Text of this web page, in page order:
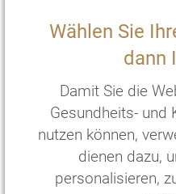
Wählen Sie
dann
Damit Sie die
Gesundheits- und
nutzen können,
dienen dazu,
personalisieren,
20 m2mit Terasse
176 ,—
€2288 ,— pro